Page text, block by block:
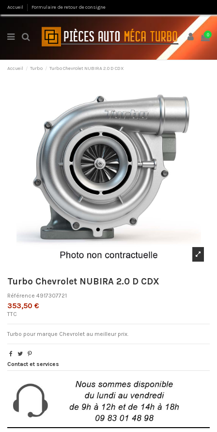
Accueil Formulaire de retour de consigne
0
Accueil Turbo Turbo Chevrolet NUBIRA 2.0 D CDX
Turbo Chevrolet NUBIRA 2.0 D CDX
Référence 4917307721
353,50 €
TTC
Turbo pour marque Chevrolet au meilleur prix.
Contact et services